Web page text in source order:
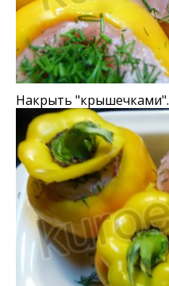
Накрыть "крышечками".